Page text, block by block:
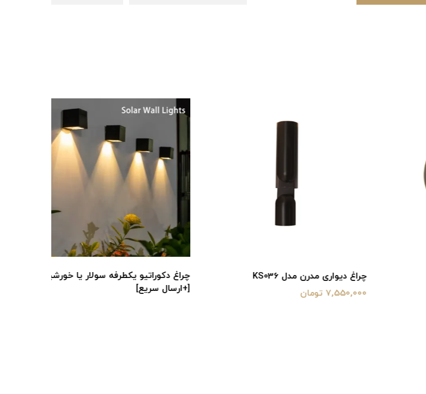
چراغ دیواری مدرن مدل KS036
7,550,000 تومان
چراغ دکوراتیو یکطرفه سولار یا خورشیدی
[+ارسال سریع]